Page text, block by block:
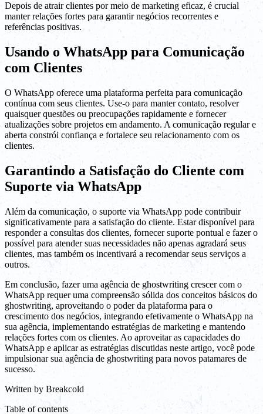
Depois de atrair clientes por meio de marketing eficaz, é crucial
manter relações fortes para garantir negócios recorrentes e
referências positivas.
Usando o WhatsApp para Comunicação
com Clientes
O WhatsApp oferece uma plataforma perfeita para comunicação
contínua com seus clientes. Use-o para manter contato, resolver
quaisquer questões ou preocupações rapidamente e fornecer
atualizações sobre projetos em andamento. A comunicação regular e
aberta constrói confiança e fortalece seu relacionamento com os
clientes.
Garantindo a Satisfação do Cliente com
Suporte via WhatsApp
Além da comunicação, o suporte via WhatsApp pode contribuir
significativamente para a satisfação do cliente. Estar disponível para
responder a consultas dos clientes, fornecer suporte pontual e fazer o
possível para atender suas necessidades não apenas agradará seus
clientes, mas também os incentivará a recomendar seus serviços a
outros.
Em conclusão, fazer uma agência de ghostwriting crescer com o
WhatsApp requer uma compreensão sólida dos conceitos básicos do
ghostwriting, aproveitando o poder da plataforma para o
crescimento dos negócios, integrando efetivamente o WhatsApp na
sua agência, implementando estratégias de marketing e mantendo
relações fortes com os clientes. Ao aproveitar as capacidades do
WhatsApp e aplicar as estratégias discutidas neste artigo, você pode
impulsionar sua agência de ghostwriting para novos patamares de
sucesso.
Written by Breakcold
Table of contents